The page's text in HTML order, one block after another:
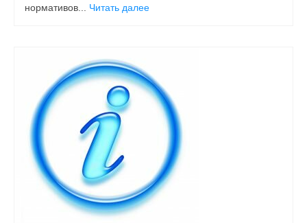
нормативов... Читать далее